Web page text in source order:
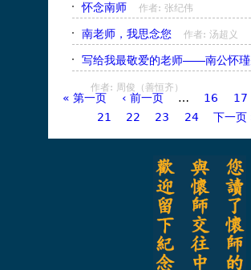
怀念南师 作者: 张纪伟
南老师，我思念您 作者: 汤超义
写给我最敬爱的老师――南公怀瑾
作者: 周俊（善恒齐）
页面
« 第一页 ‹ 前一页 … 16 17
21
22 23 24 下一页